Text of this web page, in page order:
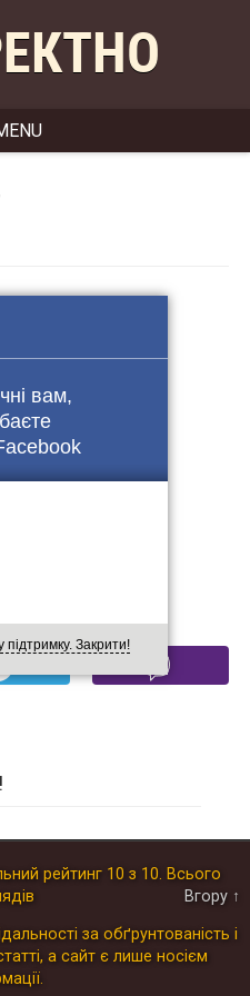
вам,
Закрити!
Поділитися
рейтинг 10 з 10. Всього
Вгору ↑
за обґрунтованість і
а сайт є лише носієм